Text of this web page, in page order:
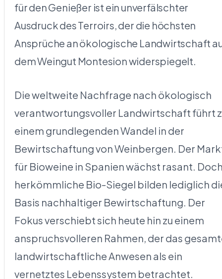
für den Genießer ist ein unverfälschter
Ausdruck des Terroirs, der die höchsten
Ansprüche an ökologische Landwirtschaft
dem Weingut Montesion widerspiegelt.
Die weltweite Nachfrage nach ökologisch
verantwortungsvoller Landwirtschaft führt
einem grundlegenden Wandel in der
Bewirtschaftung von Weinbergen. Der
für Bioweine in Spanien wächst rasant.
herkömmliche Bio-Siegel bilden lediglich
Basis nachhaltiger Bewirtschaftung. Der
Fokus verschiebt sich heute hin zu einem
anspruchsvolleren Rahmen, der das
landwirtschaftliche Anwesen als ein
vernetztes Lebenssystem betrachtet.